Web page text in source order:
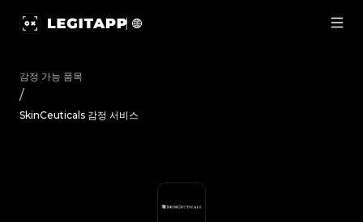
감정 가능 품목
/
SkinCeuticals 감정 서비스